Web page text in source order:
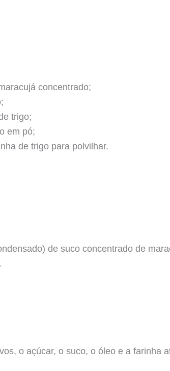
concentrado;
⠀
trigo; ⠀
em pó; ⠀
de trigo para polvilhar.
de suco concentrado de
o açúcar, o suco, o óleo e a farinha